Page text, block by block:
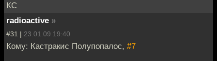
КС
radioactive »
#31 | 23.01.09 19:40
Кому: Кастракис Полупопалос, #7